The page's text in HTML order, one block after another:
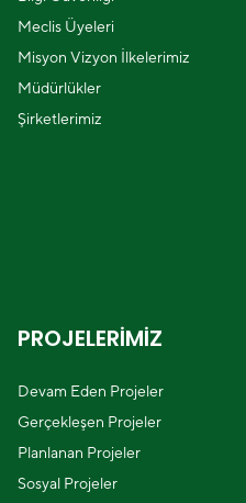
Meclis Üyeleri
Misyon Vizyon İlkelerimiz
Müdürlükler
Şirketlerimiz
PROJELERİMİZ
Devam Eden Projeler
Gerçekleşen Projeler
Planlanan Projeler
Sosyal Projeler